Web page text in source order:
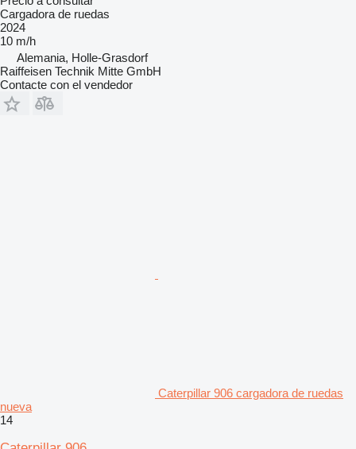
Cargadora de ruedas
2024
10 m/h
Alemania, Holle-Grasdorf
Raiffeisen Technik Mitte GmbH
Contacte con el vendedor
Caterpillar 906 cargadora de ruedas
nueva
14